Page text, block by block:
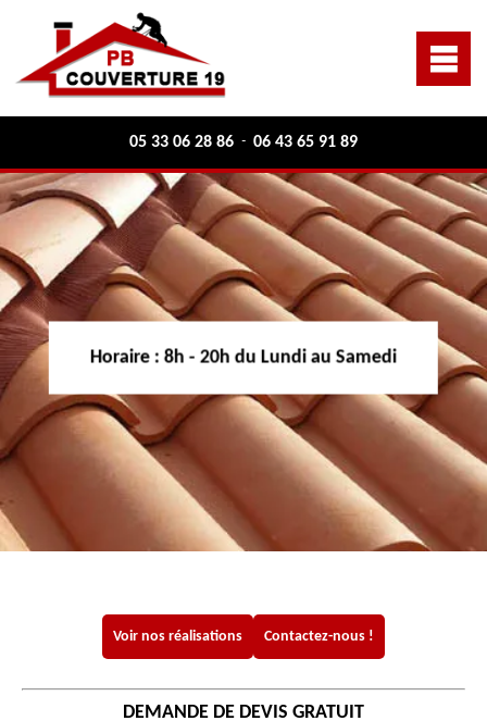
05 33 06 28 86 - 06 43 65 91 89
Horaire : 8h - 20h du Lundi au Samedi
Voir nos réalisations Contactez-nous !
DEMANDE DE DEVIS GRATUIT